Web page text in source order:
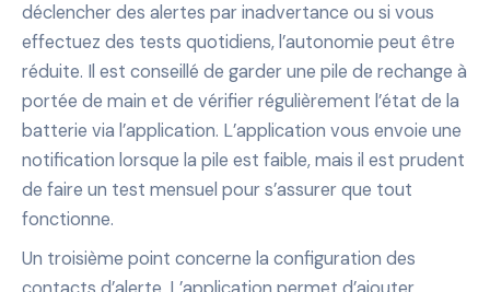
déclencher des alertes par inadvertance ou si vous
effectuez des tests quotidiens, l’autonomie peut être
réduite. Il est conseillé de garder une pile de rechange à
portée de main et de vérifier régulièrement l’état de la
batterie via l’application. L’application vous envoie une
notification lorsque la pile est faible, mais il est prudent
de faire un test mensuel pour s’assurer que tout
fonctionne.
Un troisième point concerne la configuration des